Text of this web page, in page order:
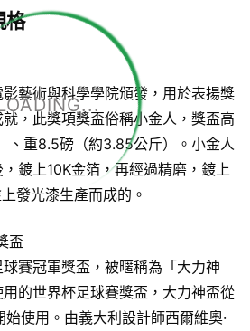
格
藝術與科學學院頒發，用於表揚獎
，此獎項獎盃俗稱小金人，獎盃高
、重8.5磅（約3.85公斤）。小金人
鍍上10K金箔，再經過精磨，鍍上
發光漆生產而成的。
盃
賽冠軍獎盃，被暱稱為「大力神
的世界杯足球賽獎盃，大力神盃從
使用。由義大利設計師西爾維奧·